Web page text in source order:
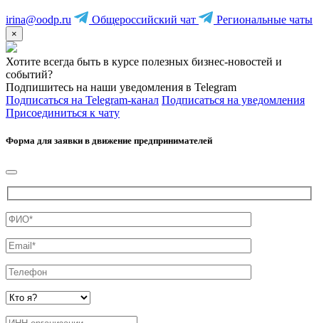
irina@oodp.ru Общероссийский чат Региональные чаты
×
Хотите всегда быть в курсе полезных бизнес-новостей и
событий?
Подпишитесь на наши уведомления в Telegram
Подписаться на Telegram-канал Подписаться на уведомления
Присоединиться к чату
Форма для заявки в движение предпринимателей